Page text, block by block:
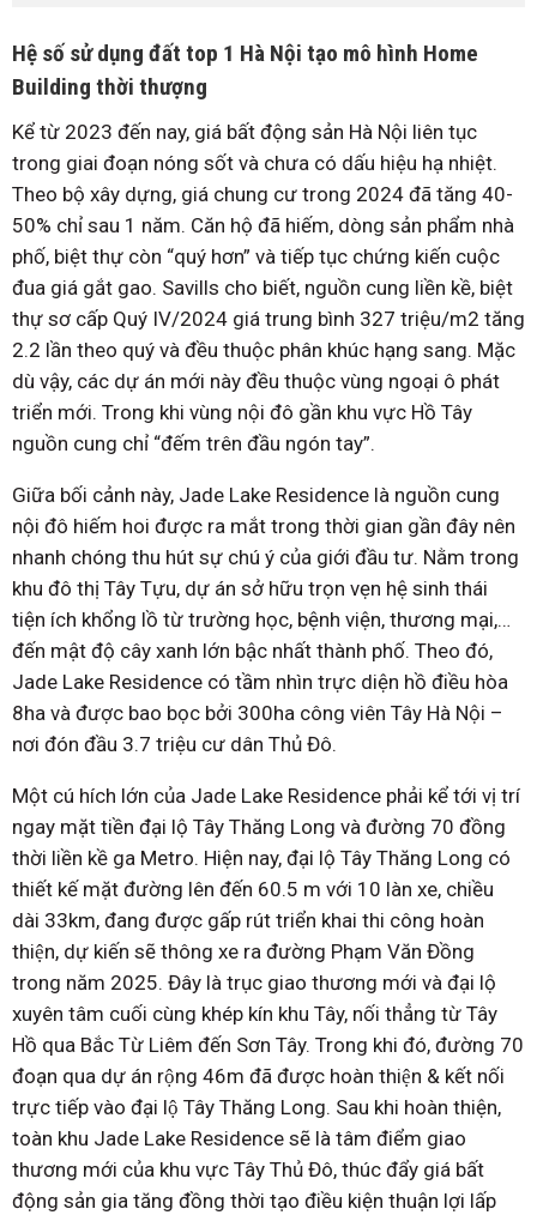
Hệ số sử dụng đất top 1 Hà Nội tạo mô hình Home
Building thời thượng
Kể từ 2023 đến nay, giá bất động sản Hà Nội liên tục
trong giai đoạn nóng sốt và chưa có dấu hiệu hạ nhiệt.
Theo bộ xây dựng, giá chung cư trong 2024 đã tăng 40-
50% chỉ sau 1 năm. Căn hộ đã hiếm, dòng sản phẩm nhà
phố, biệt thự còn “quý hơn” và tiếp tục chứng kiến cuộc
đua giá gắt gao. Savills cho biết, nguồn cung liền kề, biệt
thự sơ cấp Quý IV/2024 giá trung bình 327 triệu/m2 tăng
2.2 lần theo quý và đều thuộc phân khúc hạng sang. Mặc
dù vậy, các dự án mới này đều thuộc vùng ngoại ô phát
triển mới. Trong khi vùng nội đô gần khu vực Hồ Tây
nguồn cung chỉ “đếm trên đầu ngón tay”.
Giữa bối cảnh này, Jade Lake Residence là nguồn cung
nội đô hiếm hoi được ra mắt trong thời gian gần đây nên
nhanh chóng thu hút sự chú ý của giới đầu tư. Nằm trong
khu đô thị Tây Tựu, dự án sở hữu trọn vẹn hệ sinh thái
tiện ích khổng lồ từ trường học, bệnh viện, thương mại,…
đến mật độ cây xanh lớn bậc nhất thành phố. Theo đó,
Jade Lake Residence có tầm nhìn trực diện hồ điều hòa
8ha và được bao bọc bởi 300ha công viên Tây Hà Nội –
nơi đón đầu 3.7 triệu cư dân Thủ Đô.
Một cú hích lớn của Jade Lake Residence phải kể tới vị trí
ngay mặt tiền đại lộ Tây Thăng Long và đường 70 đồng
thời liền kề ga Metro. Hiện nay, đại lộ Tây Thăng Long có
thiết kế mặt đường lên đến 60.5 m với 10 làn xe, chiều
dài 33km, đang được gấp rút triển khai thi công hoàn
thiện, dự kiến sẽ thông xe ra đường Phạm Văn Đồng
trong năm 2025. Đây là trục giao thương mới và đại lộ
xuyên tâm cuối cùng khép kín khu Tây, nối thẳng từ Tây
Hồ qua Bắc Từ Liêm đến Sơn Tây. Trong khi đó, đường 70
đoạn qua dự án rộng 46m đã được hoàn thiện & kết nối
trực tiếp vào đại lộ Tây Thăng Long. Sau khi hoàn thiện,
toàn khu Jade Lake Residence sẽ là tâm điểm giao
thương mới của khu vực Tây Thủ Đô, thúc đẩy giá bất
động sản gia tăng đồng thời tạo điều kiện thuận lợi lấp